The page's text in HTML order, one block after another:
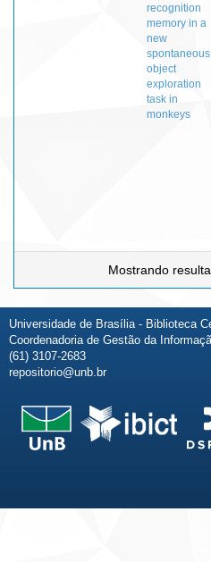
recognition
memory in a
new
spontaneous
object
exploration
task in
monkeys
Mostrando
Universidade de Brasília - Biblioteca
Coordenadoria de Gestão da
(61) 3107-2683
repositorio@unb.br